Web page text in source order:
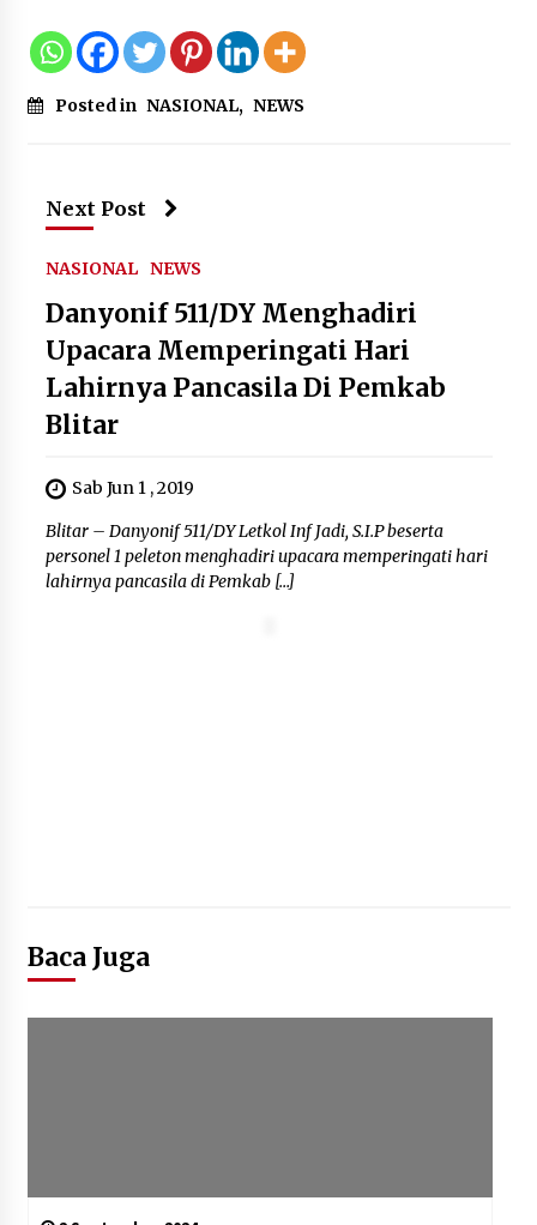
Posted in NASIONAL, NEWS
Next Post
NASIONAL NEWS
Danyonif 511/DY Menghadiri
Upacara Memperingati Hari
Lahirnya Pancasila Di Pemkab
Blitar
Sab Jun 1 , 2019
Blitar – Danyonif 511/DY Letkol Inf Jadi, S.I.P beserta
personel 1 peleton menghadiri upacara memperingati hari
lahirnya pancasila di Pemkab […]
Baca Juga